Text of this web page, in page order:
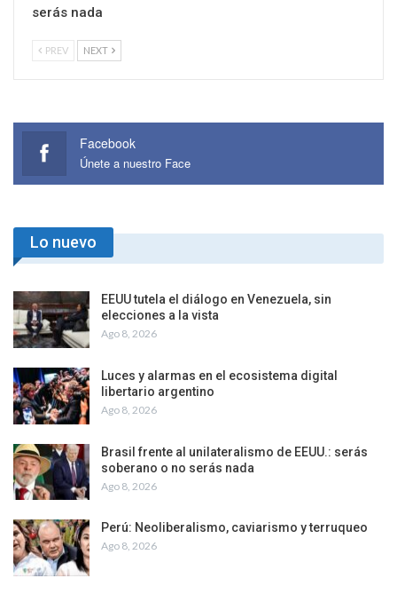
serás nada
PREV NEXT
Facebook
Únete a nuestro Face
Lo nuevo
EEUU tutela el diálogo en Venezuela, sin
elecciones a la vista
Ago 8, 2026
Luces y alarmas en el ecosistema digital
libertario argentino
Ago 8, 2026
Brasil frente al unilateralismo de EEUU.: serás
soberano o no serás nada
Ago 8, 2026
Perú: Neoliberalismo, caviarismo y terruqueo
Ago 8, 2026